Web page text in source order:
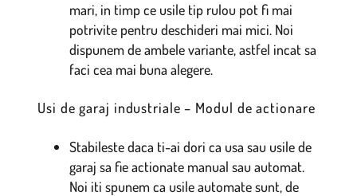
mari, in timp ce usile tip rulou pot fi mai
potrivite pentru deschideri mai mici. Noi
dispunem de ambele variante, astfel incat sa
faci cea mai buna alegere.
Usi de garaj industriale – Modul de actionare
Stabileste daca ti-ai dori ca usa sau usile de
garaj sa fie actionate manual sau automat.
Noi iti spunem ca usile automate sunt, de